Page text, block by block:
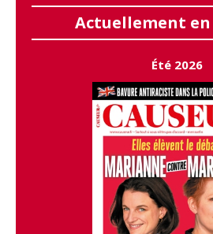
Actuellement
Été 2026